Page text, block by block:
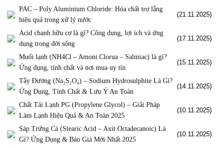
PAC – Poly Aluminium Chloride: Hóa chất trợ lắng
hiệu quả trong xử lý nước
(21.11.2025)
Acid chanh hữu cơ là gì? Công dụng, lợi ích và ứng
dụng trong đời sống
(17.11.2025)
Muối lạnh (NH4Cl – Amoni Clorua – Salmiac) là gì?
Ứng dụng, tính chất và nơi mua uy tín
(15.11.2025)
Tẩy Đường (Na₂S₂O₄) – Sodium Hydrosulphite Là Gì?
Ứng Dụng, Tính Chất & Lưu Ý An Toàn
(14.11.2025)
Chất Tải Lạnh PG (Propylene Glycol) – Giải Pháp
Làm Lạnh Hiệu Quả & An Toàn 2025
(10.11.2025)
Sáp Trứng Cá (Stearic Acid – Axit Octadecanoic) Là
Gì? Ứng Dụng & Báo Giá Mới Nhất 2025
(10.11.2025)